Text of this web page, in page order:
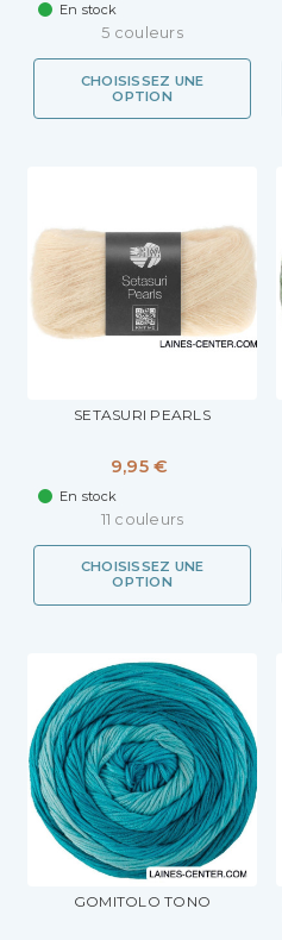
En stock
5 couleurs
CHOISISSEZ UNE
OPTION
SETASURI PEARLS
9,95 €
En stock
11 couleurs
CHOISISSEZ UNE
OPTION
GOMITOLO TONO